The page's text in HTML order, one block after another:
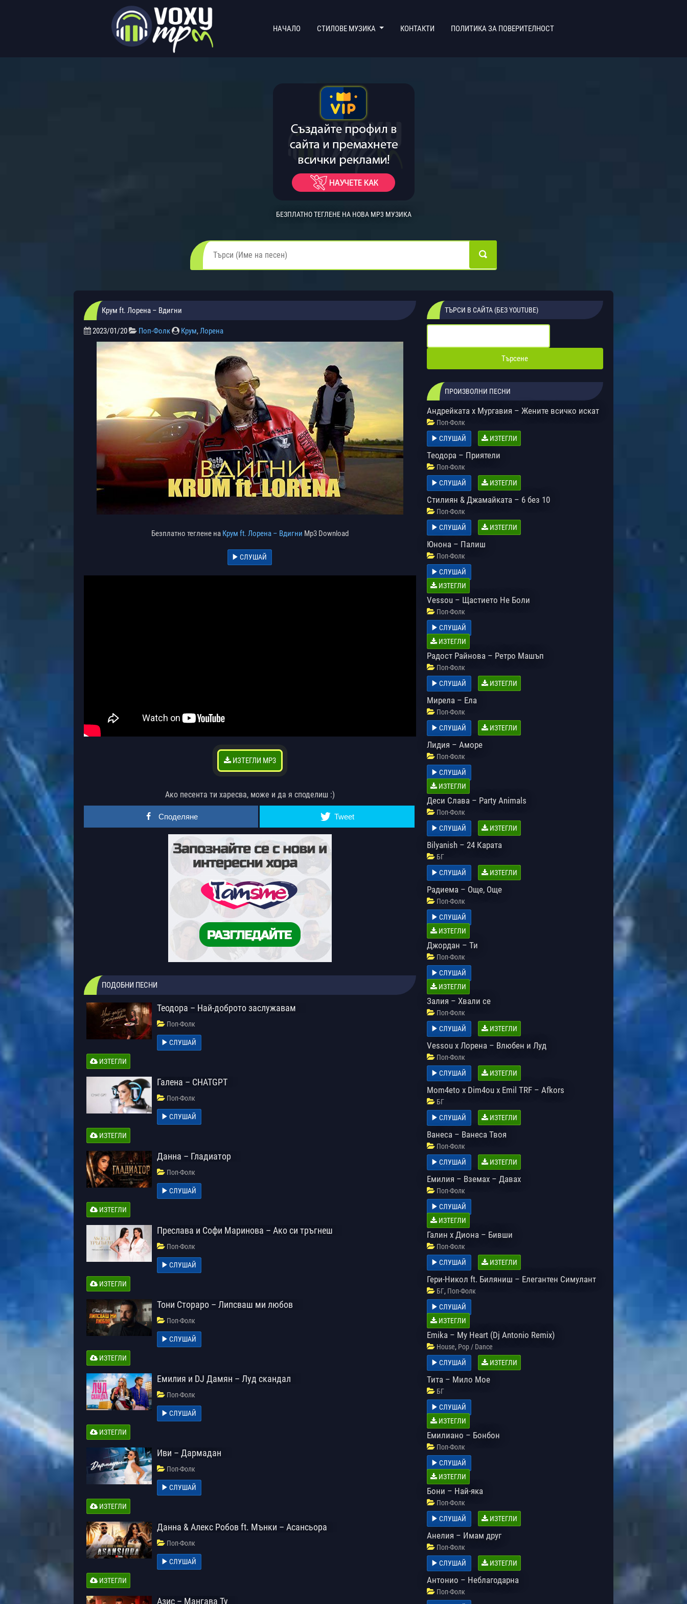
НАЧАЛО (CURRENT)
СТИЛОВЕ МУЗИКА КОНТАКТИ ПОЛИТИКА ЗА ПОВЕРИТЕЛНОСТ
БЕЗПЛАТНО ТЕГЛЕНЕ НА НОВА MP3 МУЗИКА
Крум ft. Лорена – Вдигни
2023/01/20 Поп-Фолк Крум, Лорена
Безплатно теглене на Крум ft. Лорена – Вдигни Mp3 Download
СЛУШАЙ
ИЗТЕГЛИ MP3
Ако песента ти харесва, може и да я споделиш :)
Споделяне Tweet
ПОДОБНИ ПЕСНИ
Теодора – Най-доброто заслужавам
Поп-Фолк
СЛУШАЙ
ИЗТЕГЛИ
Галена – CHATGPT
Поп-Фолк
СЛУШАЙ
ИЗТЕГЛИ
Данна – Гладиатор
Поп-Фолк
СЛУШАЙ
ИЗТЕГЛИ
Преслава и Софи Маринова – Ако си тръгнеш
Поп-Фолк
СЛУШАЙ
ИЗТЕГЛИ
Тони Стораро – Липсваш ми любов
Поп-Фолк
СЛУШАЙ
ИЗТЕГЛИ
Емилия и DJ Дамян – Луд скандал
Поп-Фолк
СЛУШАЙ
ИЗТЕГЛИ
Иви – Дармадан
Поп-Фолк
СЛУШАЙ
ИЗТЕГЛИ
Данна & Алекс Робов ft. Мънки – Асансьора
Поп-Фолк
СЛУШАЙ
ИЗТЕГЛИ
Азис – Мангава Ту
ТЪРСИ В САЙТА (БЕЗ YOUTUBE)
ПРОИЗВОЛНИ ПЕСНИ
Андрейката x Мургавия – Жените всичко искат
Поп-Фолк
СЛУШАЙ
ИЗТЕГЛИ
Теодора – Приятели
Поп-Фолк
СЛУШАЙ
ИЗТЕГЛИ
Стилиян & Джамайката – 6 без 10
Поп-Фолк
СЛУШАЙ
ИЗТЕГЛИ
Юнона – Палиш
Поп-Фолк
СЛУШАЙ
ИЗТЕГЛИ
Vessou – Щастието Не Боли
Поп-Фолк
СЛУШАЙ
ИЗТЕГЛИ
Радост Райнова – Ретро Машъп
Поп-Фолк
СЛУШАЙ
ИЗТЕГЛИ
Мирела – Ела
Поп-Фолк
СЛУШАЙ
ИЗТЕГЛИ
Лидия – Аморе
Поп-Фолк
СЛУШАЙ
ИЗТЕГЛИ
Деси Слава – Party Animals
Поп-Фолк
СЛУШАЙ
ИЗТЕГЛИ
Bilyanish – 24 Карата
БГ
СЛУШАЙ
ИЗТЕГЛИ
Радиема – Още, Още
Поп-Фолк
СЛУШАЙ
ИЗТЕГЛИ
Джордан – Ти
Поп-Фолк
СЛУШАЙ
ИЗТЕГЛИ
Залия – Хвали се
Поп-Фолк
СЛУШАЙ
ИЗТЕГЛИ
Vessou x Лорена – Влюбен и Луд
Поп-Фолк
СЛУШАЙ
ИЗТЕГЛИ
Mom4eto x Dim4ou x Emil TRF – Afkors
БГ
СЛУШАЙ
ИЗТЕГЛИ
Ванеса – Ванеса Твоя
Поп-Фолк
СЛУШАЙ
ИЗТЕГЛИ
Емилия – Вземах – Давах
Поп-Фолк
СЛУШАЙ
ИЗТЕГЛИ
Галин х Диона – Бивши
Поп-Фолк
СЛУШАЙ
ИЗТЕГЛИ
Гери-Никол ft. Биляниш – Елегантен Симулант
БГ, Поп-Фолк
СЛУШАЙ
ИЗТЕГЛИ
Emika – My Heart (Dj Antonio Remix)
House, Pop / Dance
СЛУШАЙ
ИЗТЕГЛИ
Тита – Мило Мое
БГ
СЛУШАЙ
ИЗТЕГЛИ
Емилиано – Бонбон
Поп-Фолк
СЛУШАЙ
ИЗТЕГЛИ
Бони – Най-яка
Поп-Фолк
СЛУШАЙ
ИЗТЕГЛИ
Анелия – Имам друг
Поп-Фолк
СЛУШАЙ
ИЗТЕГЛИ
Антонио – Неблагодарна
Поп-Фолк